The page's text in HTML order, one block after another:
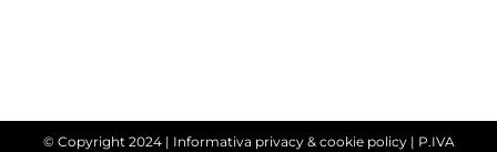
© Copyright 2024 | Informativa privacy & cookie policy| P.IVA